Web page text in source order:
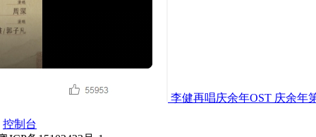
李健再唱庆余年OST 庆余年
控制台